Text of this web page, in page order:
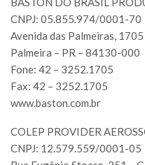
CNPJ: 05.855.974/0001-70
Avenida das Palmeiras, 1705
Palmeira – PR – 84130-000
Fone: 42 – 3252.1705
Fax: 42 – 3252.1705
www.baston.com.br
COLEP PROVIDER
CNPJ: 12.579.559/0001-05